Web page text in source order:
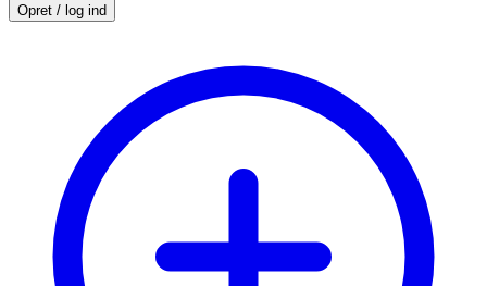
Opret / log ind